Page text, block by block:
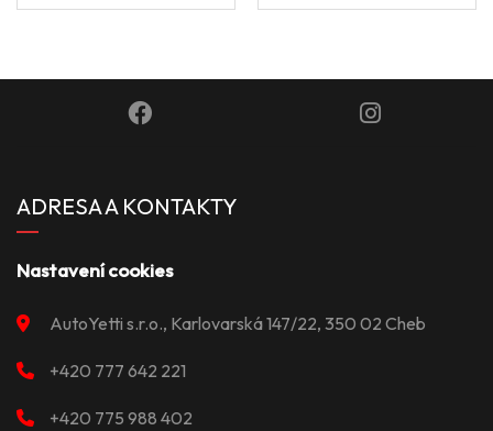
ADRESA A KONTAKTY
Nastavení cookies
AutoYetti s.r.o., Karlovarská 147/22, 350 02 Cheb
+420 777 642 221
+420 775 988 402